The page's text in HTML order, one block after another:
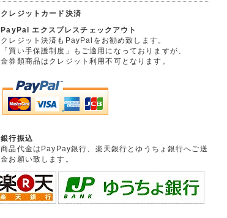
クレジットカード決済
PayPal エクスプレスチェックアウト
クレジット決済もPayPalをお勧め致します。
「買い手保護制度」もご適用になっておりますが、
金券類商品はクレジット利用不可となります。
銀行振込
商品代金はPayPay銀行、楽天銀行とゆうちょ銀行へご送
金お願い致します。